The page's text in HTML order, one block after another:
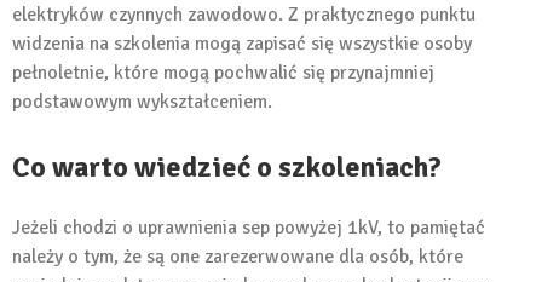
elektryków czynnych zawodowo. Z praktycznego punktu
widzenia na szkolenia mogą zapisać się wszystkie osoby
pełnoletnie, które mogą pochwalić się przynajmniej
podstawowym wykształceniem.
Co warto wiedzieć o szkoleniach?
Jeżeli chodzi o uprawnienia sep powyżej 1kV, to pamiętać
należy o tym, że są one zarezerwowane dla osób, które